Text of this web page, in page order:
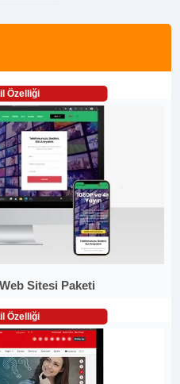
Özelliği
Sitesi Paketi
Özelliği